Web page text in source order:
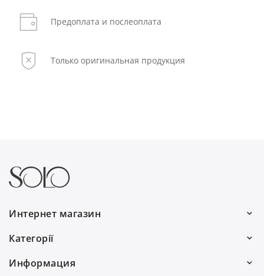
Предоплата и послеоплата
Только оригинальная продукция
Интернет магазин
с 9:00 до 19:00
0(800) 30 7778
Категорії
Информация